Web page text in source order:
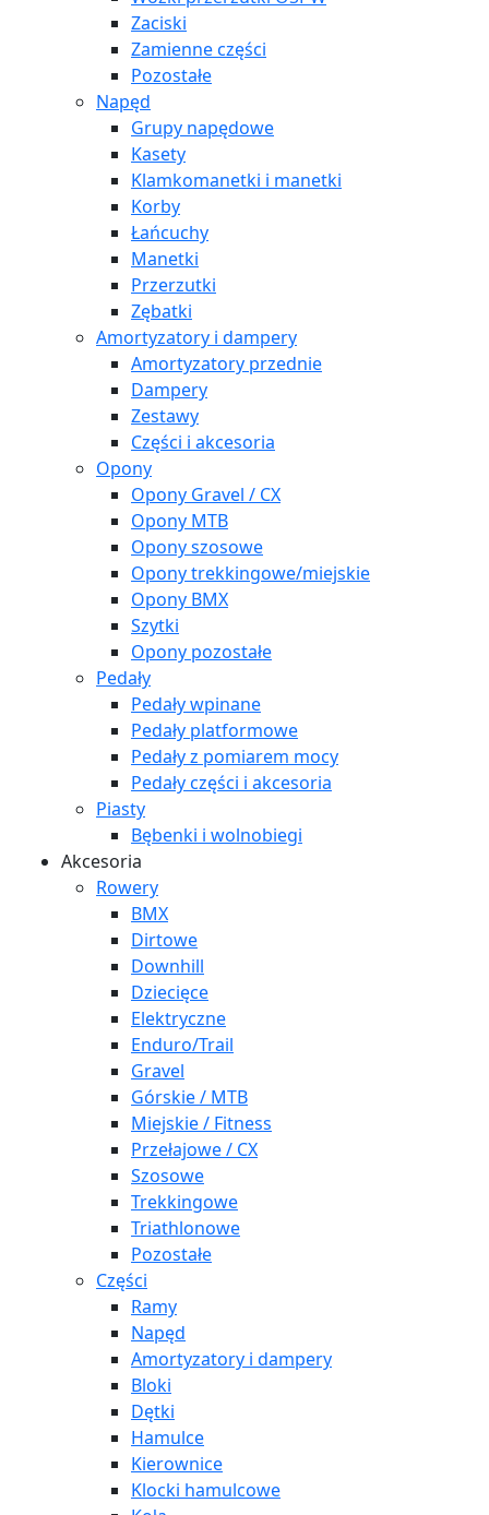
Zaciski
Zamienne części
Pozostałe
Napęd
Grupy napędowe
Kasety
Klamkomanetki i manetki
Korby
Łańcuchy
Manetki
Przerzutki
Zębatki
Amortyzatory i dampery
Amortyzatory przednie
Dampery
Zestawy
Części i akcesoria
Opony
Opony Gravel / CX
Opony MTB
Opony szosowe
Opony trekkingowe/miejskie
Opony BMX
Szytki
Opony pozostałe
Pedały
Pedały wpinane
Pedały platformowe
Pedały z pomiarem mocy
Pedały części i akcesoria
Piasty
Bębenki i wolnobiegi
Akcesoria
Rowery
BMX
Dirtowe
Downhill
Dziecięce
Elektryczne
Enduro/Trail
Gravel
Górskie / MTB
Miejskie / Fitness
Przełajowe / CX
Szosowe
Trekkingowe
Triathlonowe
Pozostałe
Części
Ramy
Napęd
Amortyzatory i dampery
Bloki
Dętki
Hamulce
Kierownice
Klocki hamulcowe